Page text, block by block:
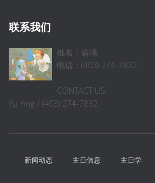
联系我们
姓名：俞瑛
电话：(403) 274-7832
CONTACT US
Yu Ying / (403) 274-7832
新闻动态 主日信息 主日学